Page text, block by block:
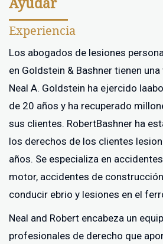
Ayudar
Experiencia
Los abogados de lesiones
en Goldstein & Bashner tienen
Neal A. Goldstein ha ejercido
de 20 años y ha recuperado
sus clientes. RobertBashner ha
los derechos de los clientes
años. Se especializa en
motor, accidentes de
conducir ebrio y lesiones en el
Neal and Robert encabeza un
profesionales de derecho que